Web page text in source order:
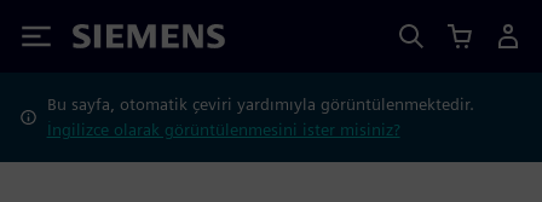
Siemens
Bu sayfa, otomatik çeviri yardımıyla görüntülenmektedir.
İngilizce olarak görüntülenmesini ister misiniz?